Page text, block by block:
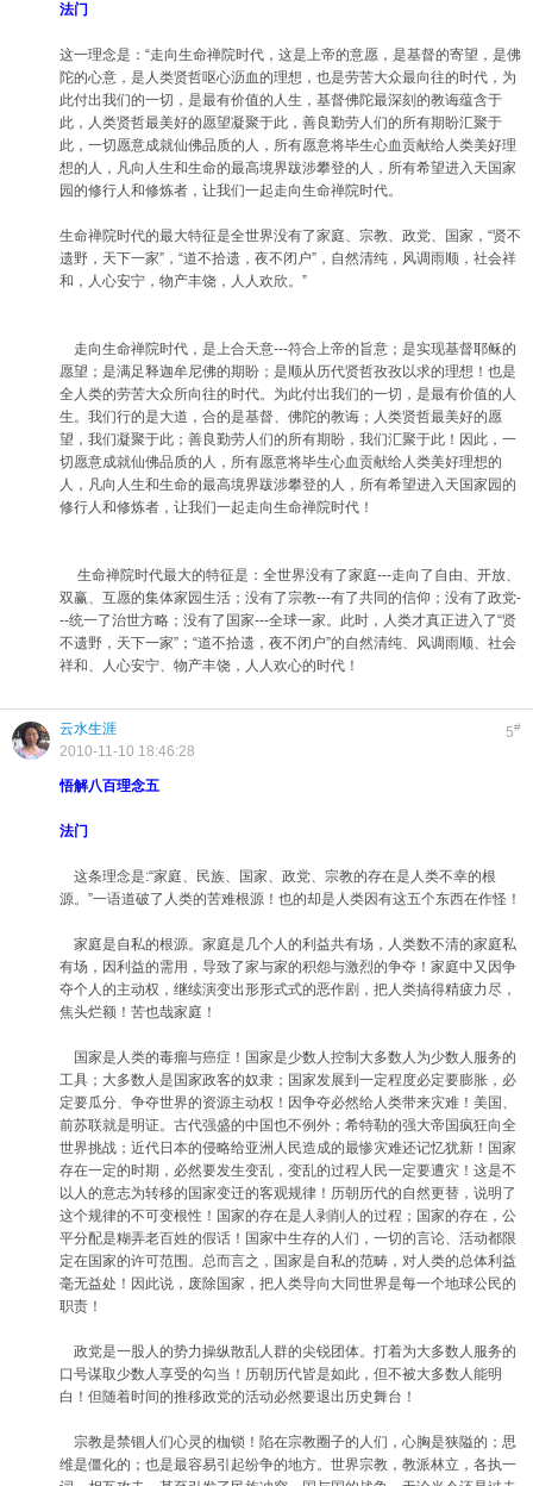
法门
这一理念是：“走向生命禅院时代，这是上帝的意愿，是基督的寄望，是佛
陀的心意，是人类贤哲呕心沥血的理想，也是劳苦大众最向往的时代，为
此付出我们的一切，是最有价值的人生，基督佛陀最深刻的教诲蕴含于
此，人类贤哲最美好的愿望凝聚于此，善良勤劳人们的所有期盼汇聚于
此，一切愿意成就仙佛品质的人，所有愿意将毕生心血贡献给人类美好理
想的人，凡向人生和生命的最高境界跋涉攀登的人，所有希望进入天国家
园的修行人和修炼者，让我们一起走向生命禅院时代。
生命禅院时代的最大特征是全世界没有了家庭、宗教、政党、国家，“贤不
遗野，天下一家”，“道不拾遗，夜不闭户”，自然清纯，风调雨顺，社会祥
和，人心安宁，物产丰饶，人人欢欣。”
走向生命禅院时代，是上合天意---符合上帝的旨意；是实现基督耶稣的
愿望；是满足释迦牟尼佛的期盼；是顺从历代贤哲孜孜以求的理想！也是
全人类的劳苦大众所向往的时代。为此付出我们的一切，是最有价值的人
生。我们行的是大道，合的是基督、佛陀的教诲；人类贤哲最美好的愿
望，我们凝聚于此；善良勤劳人们的所有期盼，我们汇聚于此！因此，一
切愿意成就仙佛品质的人，所有愿意将毕生心血贡献给人类美好理想的
人，凡向人生和生命的最高境界跋涉攀登的人，所有希望进入天国家园的
修行人和修炼者，让我们一起走向生命禅院时代！
生命禅院时代最大的特征是：全世界没有了家庭---走向了自由、开放、
双赢、互愿的集体家园生活；没有了宗教---有了共同的信仰；没有了政党-
--统一了治世方略；没有了国家---全球一家。此时，人类才真正进入了“贤
不遗野，天下一家”；“道不拾遗，夜不闭户”的自然清纯、风调雨顺、社会
祥和、人心安宁、物产丰饶，人人欢心的时代！
5#
云水生涯
2010-11-10 18:46:28
悟解八百理念五
法门
这条理念是:“家庭、民族、国家、政党、宗教的存在是人类不幸的根
源。”一语道破了人类的苦难根源！也的却是人类因有这五个东西在作怪！
家庭是自私的根源。家庭是几个人的利益共有场，人类数不清的家庭私
有场，因利益的需用，导致了家与家的积怨与激烈的争夺！家庭中又因争
夺个人的主动权，继续演变出形形式式的恶作剧，把人类搞得精疲力尽，
焦头烂额！苦也哉家庭！
国家是人类的毒瘤与癌症！国家是少数人控制大多数人为少数人服务的
工具；大多数人是国家政客的奴隶；国家发展到一定程度必定要膨胀，必
定要瓜分、争夺世界的资源主动权！因争夺必然给人类带来灾难！美国、
前苏联就是明证。古代强盛的中国也不例外；希特勒的强大帝国疯狂向全
世界挑战；近代日本的侵略给亚洲人民造成的最惨灾难还记忆犹新！国家
存在一定的时期，必然要发生变乱，变乱的过程人民一定要遭灾！这是不
以人的意志为转移的国家变迁的客观规律！历朝历代的自然更替，说明了
这个规律的不可变根性！国家的存在是人剥削人的过程；国家的存在，公
平分配是糊弄老百姓的假话！国家中生存的人们，一切的言论、活动都限
定在国家的许可范围。总而言之，国家是自私的范畴，对人类的总体利益
毫无益处！因此说，废除国家，把人类导向大同世界是每一个地球公民的
职责！
政党是一股人的势力操纵散乱人群的尖锐团体。打着为大多数人服务的
口号谋取少数人享受的勾当！历朝历代皆是如此，但不被大多数人能明
白！但随着时间的推移政党的活动必然要退出历史舞台！
宗教是禁锢人们心灵的枷锁！陷在宗教圈子的人们，心胸是狭隘的；思
维是僵化的；也是最容易引起纷争的地方。世界宗教，教派林立，各执一